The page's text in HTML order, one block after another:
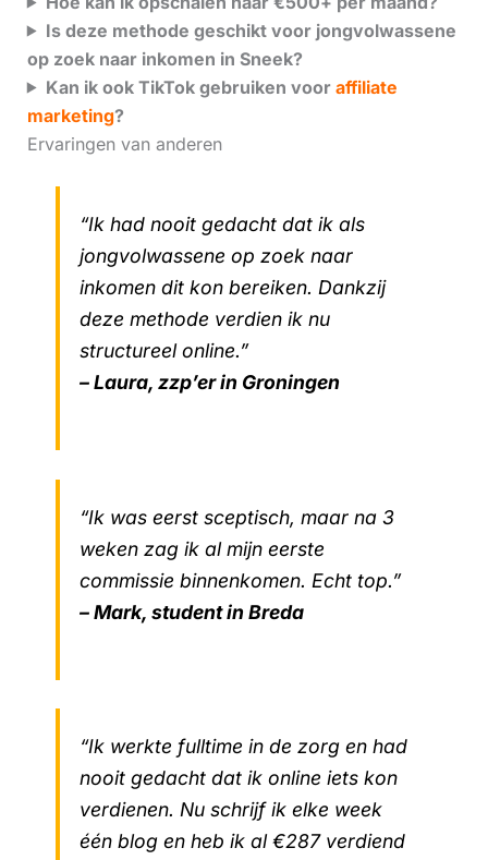
Is deze methode geschikt voor jongvolwassene
op zoek naar inkomen in Sneek?
Kan ik ook TikTok gebruiken voor affiliate
marketing?
Ervaringen van anderen
“Ik had nooit gedacht dat ik als
jongvolwassene op zoek naar
inkomen dit kon bereiken. Dankzij
deze methode verdien ik nu
structureel online.”
– Laura, zzp’er in Groningen
“Ik was eerst sceptisch, maar na 3
weken zag ik al mijn eerste
commissie binnenkomen. Echt top.”
– Mark, student in Breda
“Ik werkte fulltime in de zorg en had
nooit gedacht dat ik online iets kon
verdienen. Nu schrijf ik elke week
één blog en heb ik al €287 verdiend